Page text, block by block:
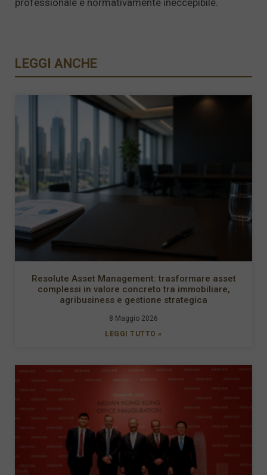
LEGGI ANCHE
Resolute Asset Management: trasformare asset
complessi in valore concreto tra immobiliare,
agribusiness e gestione strategica
8 Maggio 2026
LEGGI TUTTO »